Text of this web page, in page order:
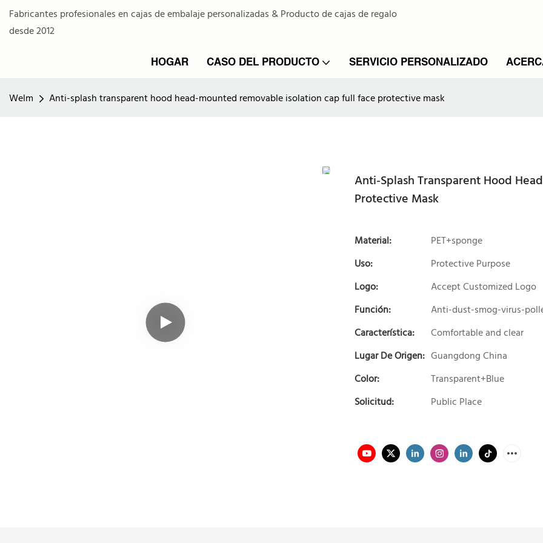
Fabricantes profesionales en cajas de embalaje personalizadas & Producto de cajas de regalo
desde 2012
HOGAR CASO DEL PRODUCTO SERVICIO PERSONALIZADO
Welm Anti-splash transparent hood head-mounted removable isolation cap full face protective mask
Anti-Splash Transparent Hood
Protective Mask
Material:
PET+sponge
Uso:
Protective Purpose
Logo:
Accept Customized Logo
Función:
Anti-dust-smog-virus-
Característica:
Comfortable and clear
Lugar De Origen: Guangdong China
Color:
Transparent+Blue
Solicitud:
Public Place